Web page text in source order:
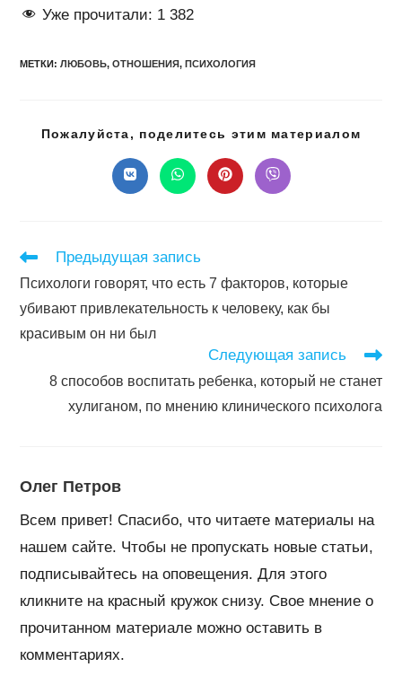
Уже прочитали: 1 382
МЕТКИ:ЛЮБОВЬ, ОТНОШЕНИЯ, ПСИХОЛОГИЯ
Пожалуйста, поделитесь этим материалом
Открывается
в
Открывается
в
Открывается
в
Открывается
в
Читать
статьи
Предыдущая запись
Психологи говорят, что есть 7 факторов, которые
убивают привлекательность к человеку, как бы
красивым он ни был
Следующая запись
8 способов воспитать ребенка, который не станет
хулиганом, по мнению клинического психолога
Олег Петров
Всем привет! Спасибо, что читаете материалы на
нашем сайте. Чтобы не пропускать новые статьи,
подписывайтесь на оповещения. Для этого
кликните на красный кружок снизу. Свое мнение о
прочитанном материале можно оставить в
комментариях.